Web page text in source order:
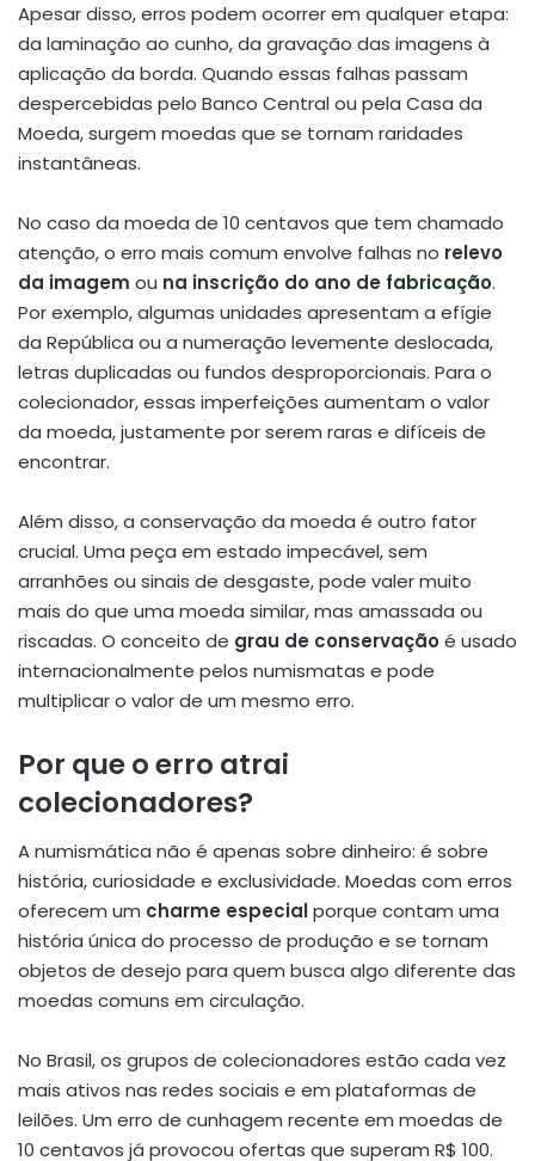
Apesar disso, erros podem ocorrer em qualquer etapa:
da laminação ao cunho, da gravação das imagens à
aplicação da borda. Quando essas falhas passam
despercebidas pelo Banco Central ou pela Casa da
Moeda, surgem moedas que se tornam raridades
instantâneas.
No caso da moeda de 10 centavos que tem chamado
atenção, o erro mais comum envolve falhas no relevo
da imagem ou na inscrição do ano de fabricação.
Por exemplo, algumas unidades apresentam a efígie
da República ou a numeração levemente deslocada,
letras duplicadas ou fundos desproporcionais. Para o
colecionador, essas imperfeições aumentam o valor
da moeda, justamente por serem raras e difíceis de
encontrar.
Além disso, a conservação da moeda é outro fator
crucial. Uma peça em estado impecável, sem
arranhões ou sinais de desgaste, pode valer muito
mais do que uma moeda similar, mas amassada ou
riscadas. O conceito de grau de conservação é usado
internacionalmente pelos numismatas e pode
multiplicar o valor de um mesmo erro.
Por que o erro atrai
colecionadores?
A numismática não é apenas sobre dinheiro: é sobre
história, curiosidade e exclusividade. Moedas com erros
oferecem um charme especialporque contam uma
história única do processo de produção e se tornam
objetos de desejo para quem busca algo diferente das
moedas comuns em circulação.
No Brasil, os grupos de colecionadores estão cada vez
mais ativos nas redes sociais e em plataformas de
leilões. Um erro de cunhagem recente em moedas de
10 centavos já provocou ofertas que superam R$ 100.